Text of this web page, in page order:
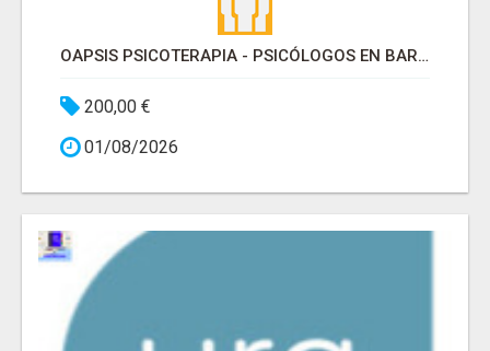
OAPSIS PSICOTERAPIA - PSICÓLOGOS EN BARRIO DE SALAMANCA
200,00 €
01/08/2026